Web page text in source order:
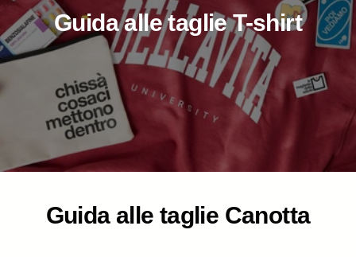
Guida alle taglie T-shirt
Guida alle taglie Canotta